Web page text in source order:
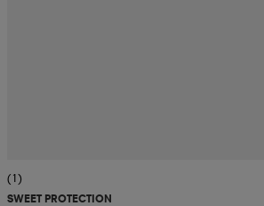
(1)
SWEET PROTECTION